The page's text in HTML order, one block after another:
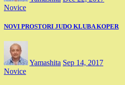
Novice
NOVI PROSTORI JUDO KLUBA KOPER
Yamashita Sep 14, 2017
Novice